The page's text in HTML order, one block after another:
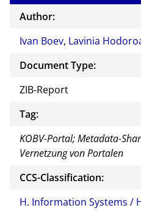
Author:
Ivan Boev, Lavinia
Document Type:
ZIB-Report
Tag:
KOBV-Portal; Metadata-
Vernetzung von Portalen
CCS-Classification:
H. Information Systems /